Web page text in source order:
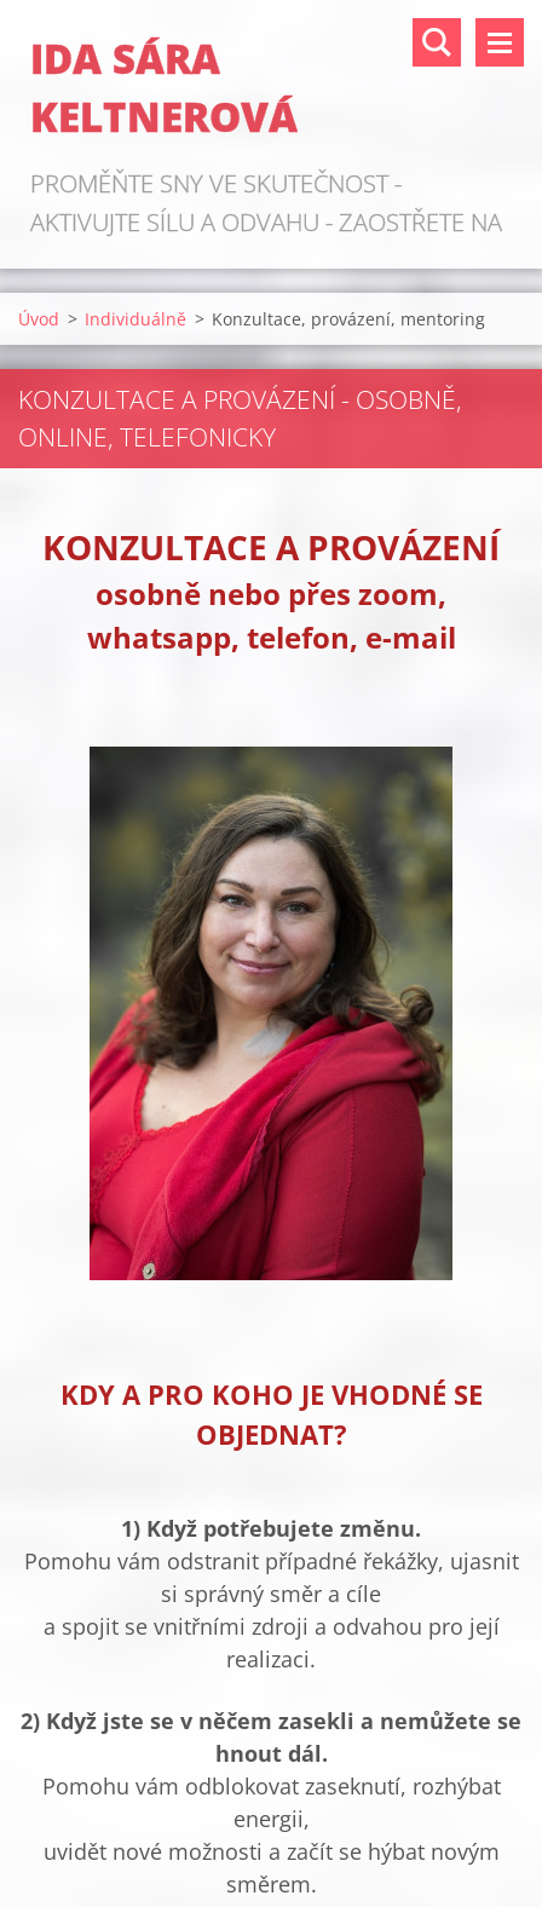
IDA SÁRA
KELTNEROVÁ
PROMĚŇTE SNY VE SKUTEČNOST -
AKTIVUJTE SÍLU A ODVAHU - ZAOSTŘETE NA
ZDROJE!
Úvod > Individuálně > Konzultace, provázení, mentoring
KONZULTACE A PROVÁZENÍ - OSOBNĚ,
ONLINE, TELEFONICKY
KONZULTACE A PROVÁZENÍ
osobně nebo přes zoom,
whatsapp, telefon, e-mail
KDY A PRO KOHO JE VHODNÉ SE
OBJEDNAT?
1) Když potřebujete změnu.
Pomohu vám odstranit případné řekážky, ujasnit
si správný směr a cíle
a spojit se vnitřními zdroji a odvahou pro její
realizaci.
2) Když jste se v něčem zasekli a nemůžete se
hnout dál.
Pomohu vám odblokovat zaseknutí, rozhýbat
energii,
uvidět nové možnosti a začít se hýbat novým
směrem.